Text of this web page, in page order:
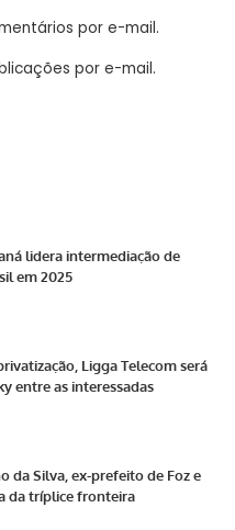
por e-mail.
por e-mail.
lidera intermediação de
em 2025
Ligga Telecom será
entre as interessadas
da Silva, ex-prefeito de Foz e
da tríplice fronteira